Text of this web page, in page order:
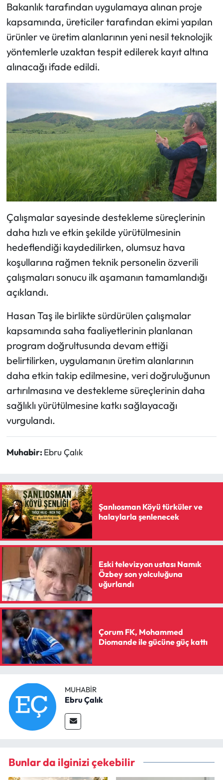
Bakanlık tarafından uygulamaya alınan proje
kapsamında, üreticiler tarafından ekimi yapılan
ürünler ve üretim alanlarının yeni nesil teknolojik
yöntemlerle uzaktan tespit edilerek kayıt altına
alınacağı ifade edildi.
Çalışmalar sayesinde destekleme süreçlerinin
daha hızlı ve etkin şekilde yürütülmesinin
hedeflendiği kaydedilirken, olumsuz hava
koşullarına rağmen teknik personelin özverili
çalışmaları sonucu ilk aşamanın tamamlandığı
açıklandı.
Hasan Taş ile birlikte sürdürülen çalışmalar
kapsamında saha faaliyetlerinin planlanan
program doğrultusunda devam ettiği
belirtilirken, uygulamanın üretim alanlarının
daha etkin takip edilmesine, veri doğruluğunun
artırılmasına ve destekleme süreçlerinin daha
sağlıklı yürütülmesine katkı sağlayacağı
vurgulandı.
Muhabir: Ebru Çalık
Şanlıosman Köyü türküler ve
halaylarla şenlenecek
Eski televizyon ustası Namık
Özbey son yolculuğuna
uğurlandı
Çorum FK, Mohammed
Diomande ile gücüne güç kattı
MUHABIR
Ebru Çalık
Bunlar da ilginizi çekebilir
Otomotiv
Resmi İlan
Resmi Reklam
Siyaset
Spor
Sungurlu Haberleri
Turizm
Uğurludağ Haberleri
Yayla Haber
Yemek Tarifleri
Yerel Haberler